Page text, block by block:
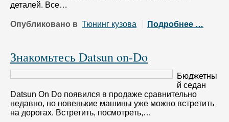
деталей. Все…
Опубликовано в Тюнинг кузова Подробнее …
Знакомьтесь Datsun on-Do
Бюджетны
й седан
Datsun On Do появился в продаже сравнительно
недавно, но новенькие машины уже можно встретить
на дорогах. Встретить, посмотреть,…